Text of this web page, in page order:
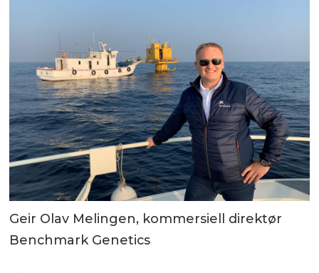
Geir Olav Melingen, kommersiell direktør
Benchmark Genetics